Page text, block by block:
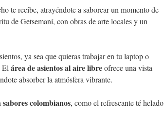
te recibe, atrayéndote a saborear un momento de
de Getsemaní, con obras de arte locales y un
ya sea que quieras trabajar en tu laptop o
El área de asientos al aire libreofrece una vista
absorber la atmósfera vibrante.
sabores colombianos, como el refrescante té helado